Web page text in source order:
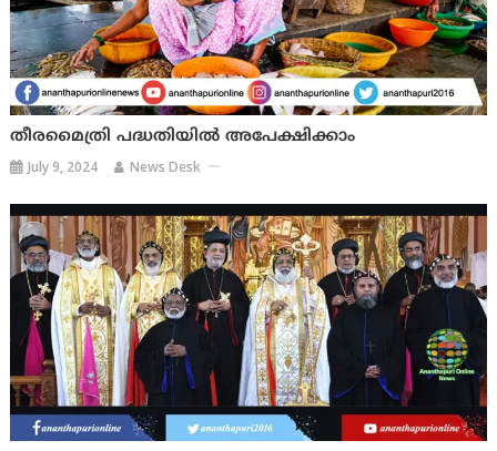
തീരമൈത്രി പദ്ധതിയിൽ അപേക്ഷിക്കാം
July 9, 2024 News Desk